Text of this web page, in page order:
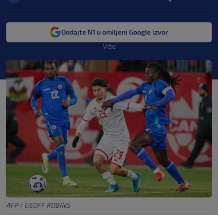
Dodajte N1 u omiljeni Google izvor
Više
AFP / GEOFF ROBINS